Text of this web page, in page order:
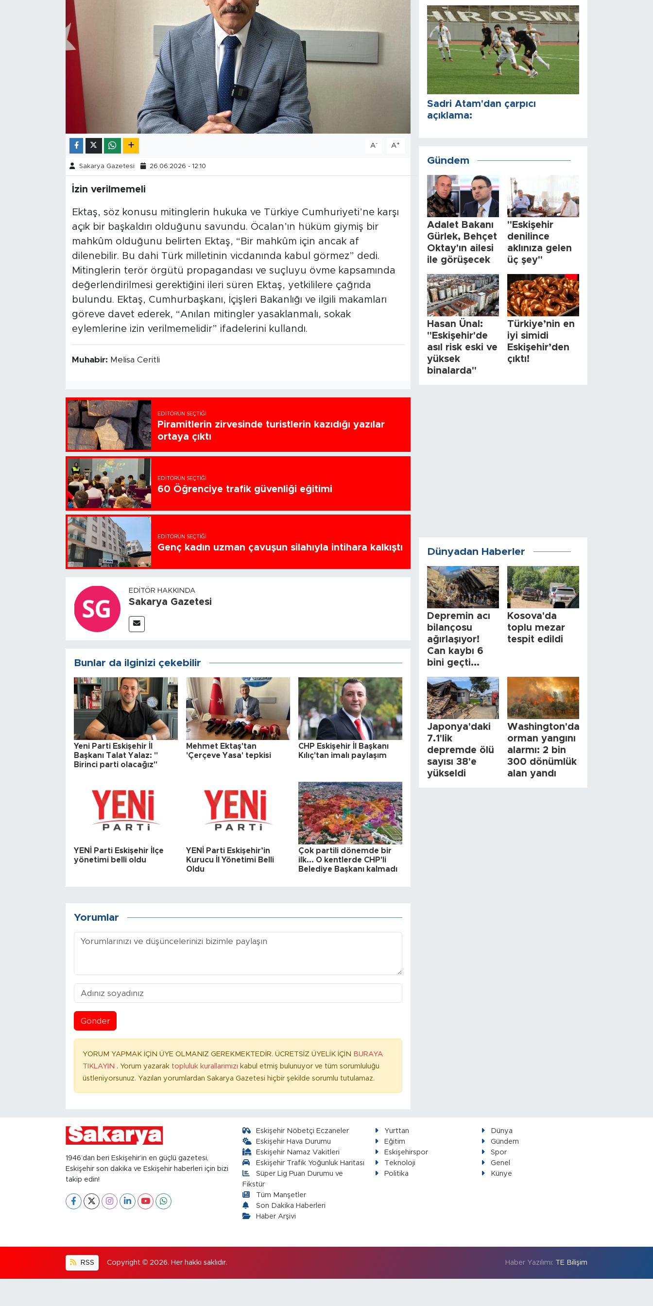
A- A+
Sakarya Gazetesi 26.06.2026 - 12:10
İzin verilmemeli
Ektaş, söz konusu mitinglerin hukuka ve Türkiye Cumhuriyeti’ne karşı
açık bir başkaldırı olduğunu savundu. Öcalan’ın hüküm giymiş bir
mahkûm olduğunu belirten Ektaş, “Bir mahkûm için ancak af
dilenebilir. Bu dahi Türk milletinin vicdanında kabul görmez” dedi.
Mitinglerin terör örgütü propagandası ve suçluyu övme kapsamında
değerlendirilmesi gerektiğini ileri süren Ektaş, yetkililere çağrıda
bulundu. Ektaş, Cumhurbaşkanı, İçişleri Bakanlığı ve ilgili makamları
göreve davet ederek, “Anılan mitingler yasaklanmalı, sokak
eylemlerine izin verilmemelidir” ifadelerini kullandı.
Muhabir: Melisa Ceritli
EDITÖRÜN SEÇTIĞI
Piramitlerin zirvesinde turistlerin kazıdığı yazılar
ortaya çıktı
EDITÖRÜN SEÇTIĞI
60 Öğrenciye trafik güvenliği eğitimi
EDITÖRÜN SEÇTIĞI
Genç kadın uzman çavuşun silahıyla intihara kalkıştı
EDITÖR HAKKINDA
Sakarya Gazetesi
Bunlar da ilginizi çekebilir
Yeni Parti Eskişehir İl
Başkanı Talat Yalaz: "
Birinci parti olacağız"
Mehmet Ektaş'tan
'Çerçeve Yasa' tepkisi
CHP Eskişehir İl Başkanı
Kılıç'tan imalı paylaşım
YENİ Parti Eskişehir İlçe
yönetimi belli oldu
YENİ Parti Eskişehir’in
Kurucu İl Yönetimi Belli
Oldu
Çok partili dönemde bir
ilk... O kentlerde CHP'li
Belediye Başkanı kalmadı
Yorumlar
Gönder
YORUM YAPMAK İÇİN ÜYE OLMANIZ GEREKMEKTEDİR. ÜCRETSİZ ÜYELİK İÇİN BURAYA
TIKLAYIN . Yorum yazarak topluluk kurallarımızı kabul etmiş bulunuyor ve tüm sorumluluğu
üstleniyorsunuz. Yazılan yorumlardan Sakarya Gazetesi hiçbir şekilde sorumlu tutulamaz.
Sadri Atam'dan çarpıcı
açıklama:
Gündem
Adalet Bakanı
Gürlek, Behçet
Oktay'ın ailesi
ile görüşecek
"Eskişehir
denilince
aklınıza gelen
üç şey"
Hasan Ünal:
"Eskişehir'de
asıl risk eski ve
yüksek
binalarda"
Türkiye’nin en
iyi simidi
Eskişehir’den
çıktı!
Dünyadan Haberler
Depremin acı
bilançosu
ağırlaşıyor!
Can kaybı 6
bini geçti...
Kosova'da
toplu mezar
tespit edildi
Japonya'daki
7.1'lik
depremde ölü
sayısı 38'e
yükseldi
Washington'da
orman yangını
alarmı: 2 bin
300 dönümlük
alan yandı
1946’dan beri Eskişehir’in en güçlü gazetesi,
Eskişehir son dakika ve Eskişehir haberleri için bizi
takip edin!
Eskişehir Nöbetçi Eczaneler
Eskişehir Hava Durumu
Eskişehir Namaz Vakitleri
Eskişehir Trafik Yoğunluk Haritası
Süper Lig Puan Durumu ve
Fikstür
Tüm Manşetler
Son Dakika Haberleri
Haber Arşivi
Yurttan
Dünya
Eğitim
Gündem
Eskişehirspor
Spor
Teknoloji
Genel
Politika
Künye
RSS Copyright © 2026. Her hakkı saklıdır. Haber Yazılımı: TE Bilişim
Resmi İlanlar